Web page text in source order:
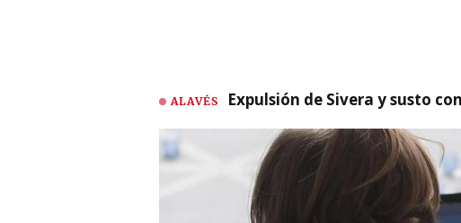
ALAVÉS Expulsión de Sivera y susto